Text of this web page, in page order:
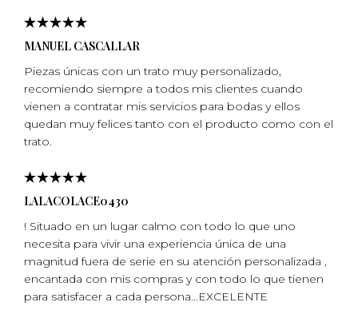
MANUEL CASCALLAR
Piezas únicas con un trato muy personalizado,
recomiendo siempre a todos mis clientes cuando
vienen a contratar mis servicios para bodas y ellos
quedan muy felices tanto con el producto como con el
trato.
LALACOLACE0430
! Situado en un lugar calmo con todo lo que uno
necesita para vivir una experiencia única de una
magnitud fuera de serie en su atención personalizada ,
encantada con mis compras y con todo lo que tienen
para satisfacer a cada persona…EXCELENTE